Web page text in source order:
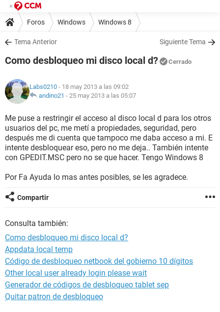
Foros Windows Windows 8
Tema Anterior Siguiente Tema
Como desbloqueo mi disco local d? Cerrado
Labs0210 - 18 may 2013 a las 09:02
andino21 - 25 may 2013 a las 05:07
Me puse a restringir el acceso al disco local d para los otros
usuarios del pc, me metí a propiedades, seguridad, pero
después me di cuenta que tampoco me daba acceso a mi. E
intente desbloquear eso, pero no me deja.. También intente
con GPEDIT.MSC pero no se que hacer. Tengo Windows 8
Por Fa Ayuda lo mas antes posibles, se les agradece.
Compartir
Consulta también:
Como desbloqueo mi disco local d?
Appdata local temp
Código de desbloqueo netbook del gobierno 10 dígitos
Other local user already login please wait
Generador de códigos de desbloqueo tablet sep
Quitar patron de desbloqueo